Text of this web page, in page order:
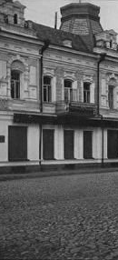
Фото
1960)
1905 ВУЛ.